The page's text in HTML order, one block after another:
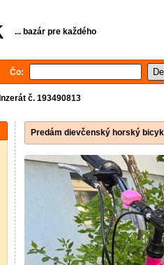
... bazár pre každého
Čo:
Inzerát č. 193490813
Predám dievčenský horský